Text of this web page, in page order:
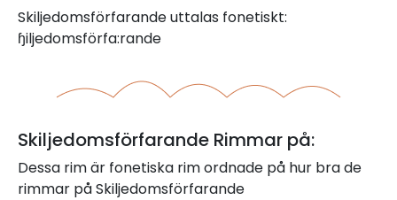
Skiljedomsförfarande uttalas fonetiskt:
ɧiljedomsförfa:rande
Skiljedomsförfarande Rimmar på:
Dessa rim är fonetiska rim ordnade på hur bra de
rimmar på Skiljedomsförfarande